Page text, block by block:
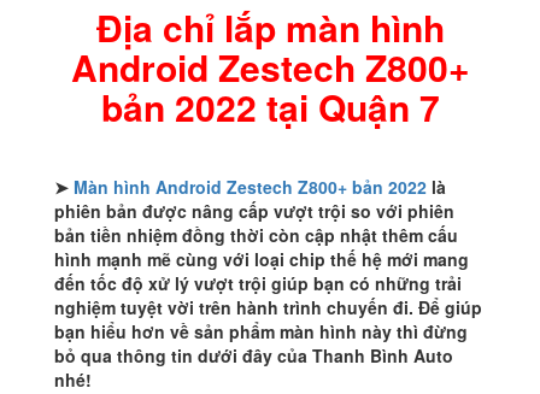
lượng
Địa chỉ lắp màn hình
Android Zestech Z800+
bản 2022 tại Quận 7
➤ Màn hình Android Zestech Z800+ bản 2022 là
phiên bản được nâng cấp vượt trội so với phiên
bản tiền nhiệm đồng thời còn cập nhật thêm cấu
hình mạnh mẽ cùng với loại chip thế hệ mới mang
đến tốc độ xử lý vượt trội giúp bạn có những trải
nghiệm tuyệt vời trên hành trình chuyến đi. Để giúp
bạn hiểu hơn về sản phẩm màn hình này thì đừng
bỏ qua thông tin dưới đây của Thanh Bình Auto
nhé!